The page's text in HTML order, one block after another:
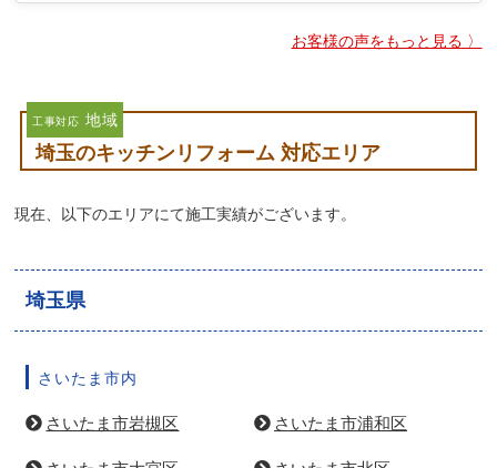
お客様の声をもっと見る 〉
工事対応 地域
埼玉のキッチンリフォーム 対応エリア
現在、以下のエリアにて施工実績がございます。
埼玉県
さいたま市内
さいたま市岩槻区 さいたま市浦和区